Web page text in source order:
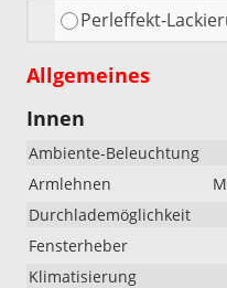
Perleffekt-
Allgemeines
Innen
Ambiente-Beleuchtung
Armlehnen
Durchlademöglichkeit
Fensterheber
Klimatisierung